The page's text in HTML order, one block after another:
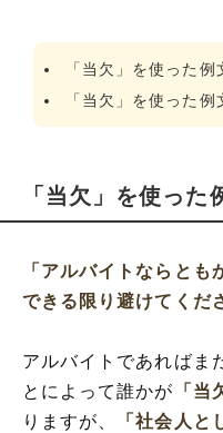
「当欠」を使った例
「当欠」を使った例
「当欠」を使った
「アルバイトならとも
できる限り避けてくだ
アルバイトであればま
とによって誰かが 「当
りますが、
「社会人と